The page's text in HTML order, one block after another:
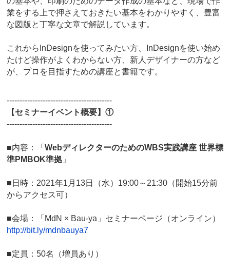
業をする上で押さえておきたい基本をわかりやすく、豊富
な図版と丁寧な文章で解説しています。
これからInDesignを使ってみたい方、InDesignを使い始め
たけど操作がよくわからない方、新人デザイナーの方など
が、プロを目指すための講座と書籍です。
-----------------------------------------
【セミナーイベント概要】①
-----------------------------------------
■内容：「 WebディレクターのためのWBS実践講座 世界標
準PMBOK準拠」
■日時：2021年1月13日（水）19:00～21:30（開始15分前
からアクセス可）
■会場：「MdN × Bau-ya」セミナーページ（オンライン）
http://bit.ly/mdnbauya7
■定員：50名（増員あり）